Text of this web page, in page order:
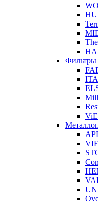
Фильтры